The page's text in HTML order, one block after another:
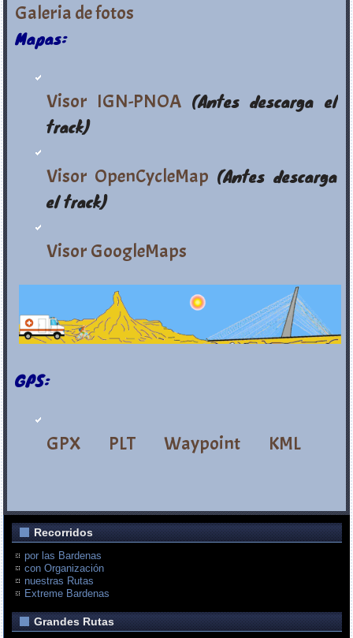
Galeria de fotos
Mapas:
Visor IGN-PNOA(Antes descarga el
track)
Visor OpenCycleMap (Antes descarga
el track)
Visor GoogleMaps
GPS:
GPX PLT Waypoint KML
Recorridos
por las Bardenas
con Organización
nuestras Rutas
Extreme Bardenas
Grandes Rutas